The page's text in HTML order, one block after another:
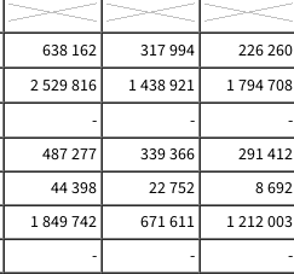
638 162 317 994 226 260
2 529 816 1 438 921 1 794 708
- - -
487 277 339 366 291 412
44 398 22 752 8 692
1 849 742 671 611 1 212 003
- - -